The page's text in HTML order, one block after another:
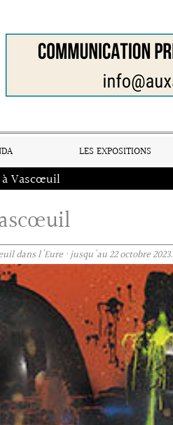
LES EXPOSITIONS
Vascœuil
dans l'Eure · jusqu'au 22 octobre 2023.